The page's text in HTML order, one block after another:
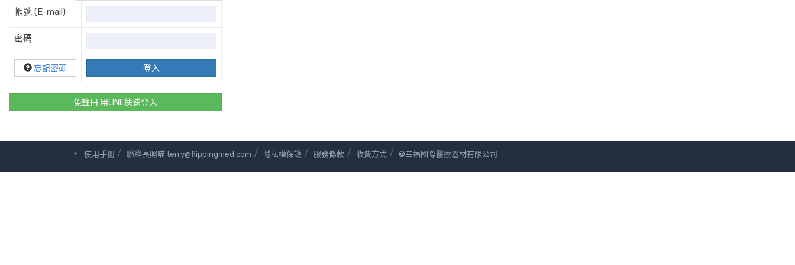
帳號 (E-mail)
密碼
忘記密碼
免註冊 用LINE快速登入
使用手冊 / 聯絡長照喵 terry@flippingmed.com / 隱私權保護 / 服務條款 / 收費方式 / ©幸福國際醫療器材有限公司